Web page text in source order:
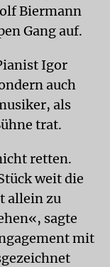
Biermann
Gang auf.
Igor
auch
als
trat.
retten.
weit die
allein zu
sagte
mit